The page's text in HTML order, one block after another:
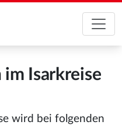
Isarkreise
wird bei folgenden